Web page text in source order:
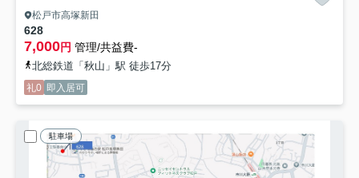
松戸市高塚新田
628
7,000円 管理/共益費-
北総鉄道「秋山」駅 徒歩17分
礼0 即入居可
駐車場